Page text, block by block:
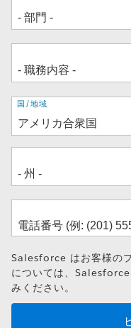
住
所
国/地域
Salesforce はお客様の
については、
みください。